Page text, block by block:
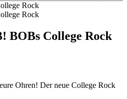
Rock
Rock
BOBs College Rock
Ohren! Der neue College Rock